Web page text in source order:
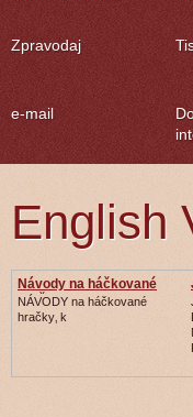
Zpravodaj
e-mail
English
Návody na háčkované
hračk
NÁVODY na háčkované
hračky‚ k